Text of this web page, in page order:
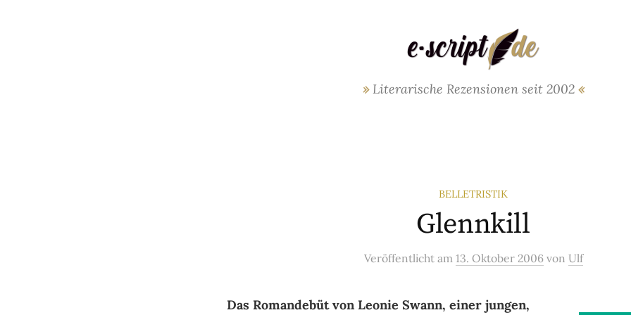
Literarische Rezensionen seit 2002
BELLETRISTIK
Glennkill
Veröffentlicht am 13. Oktober 2006 von Ulf
Das Roman­debüt von Leo­nie Swann, einer jun­gen,